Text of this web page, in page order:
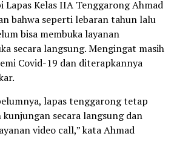
Lapas Kelas IIA Tenggarong Ahmad
bahwa seperti lebaran tahun lalu
bisa membuka layanan
secara langsung. Mengingat masih
Covid-19 dan diterapkannya
lapas tenggarong tetap
kunjungan secara langsung dan
video call,” kata Ahmad